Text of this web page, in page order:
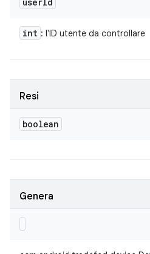
int : l'ID utente da controllare
Resi
boolean
Genera